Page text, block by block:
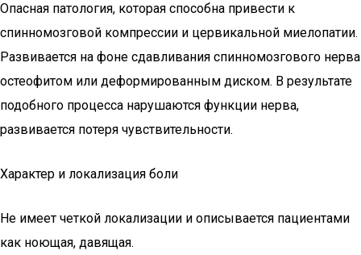
Опасная патология, которая способна привести к
спинномозговой компрессии и цервикальной миелопатии.
Развивается на фоне сдавливания спинномозгового нерва
остеофитом или деформированным диском. В результате
подобного процесса нарушаются функции нерва,
развивается потеря чувствительности.
Характер и локализация боли
Не имеет четкой локализации и описывается пациентами
как ноющая, давящая.